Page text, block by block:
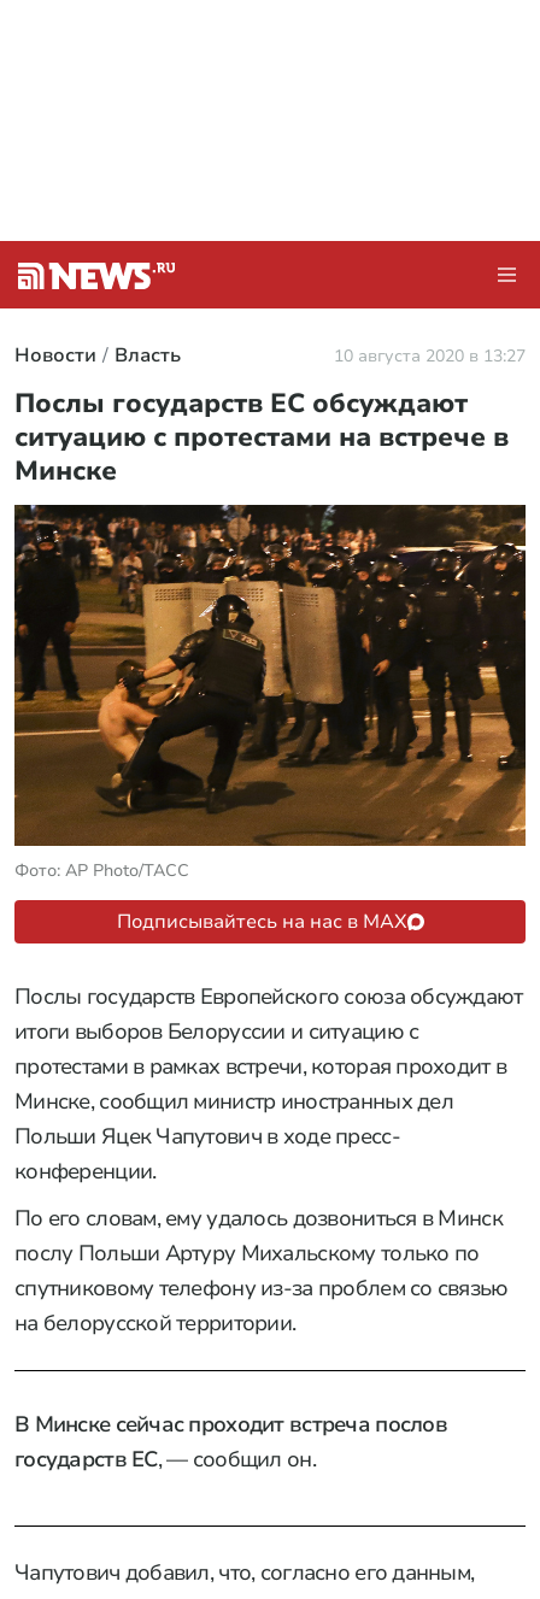
Новости Власть 10 августа 2020 в 13:27
Послы государств ЕС обсуждают
ситуацию с протестами на встрече в
Минске
Фото: AP Photo/ТАСС
Подписывайтесь на нас в MAX
Послы государств Европейского союза обсуждают
итоги выборов Белоруссии и ситуацию с
протестами в рамках встречи, которая проходит в
Минске, сообщил министр иностранных дел
Польши Яцек Чапутович в ходе пресс-
конференции.
По его словам, ему удалось дозвониться в Минск
послу Польши Артуру Михальскому только по
спутниковому телефону из-за проблем со связью
на белорусской территории.
В Минске сейчас проходит встреча послов
государств ЕС, — сообщил он.
Чапутович добавил, что, согласно его данным,